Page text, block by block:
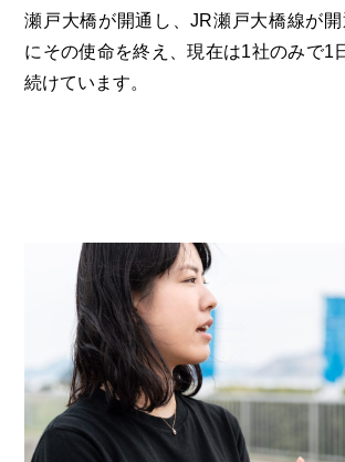
瀬戸大橋が開通し、JR瀬戸大橋線が
にその使命を終え、現在は1社のみで1
続けています。